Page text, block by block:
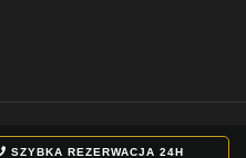
SZYBKA REZERWACJA24H
Reserved.By Netimage